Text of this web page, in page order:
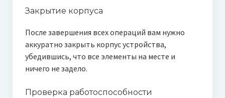
Закрытие корпуса
После завершения всех операций вам нужно
аккуратно закрыть корпус устройства,
убедившись, что все элементы на месте и
ничего не задело.
Проверка работоспособности